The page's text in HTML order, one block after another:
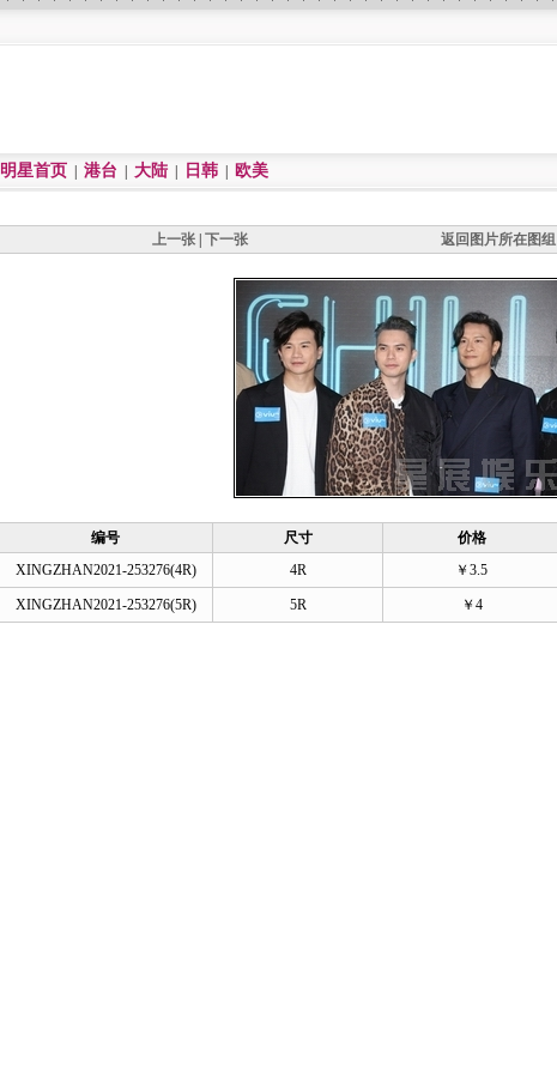
明星首页 港台 大陆 日韩 欧美
上一张 下一张 返回图片所在图组
编号 尺寸 价格
XINGZHAN2021-253276(4R)
4R ￥3.5
XINGZHAN2021-253276(5R) 5R ￥4